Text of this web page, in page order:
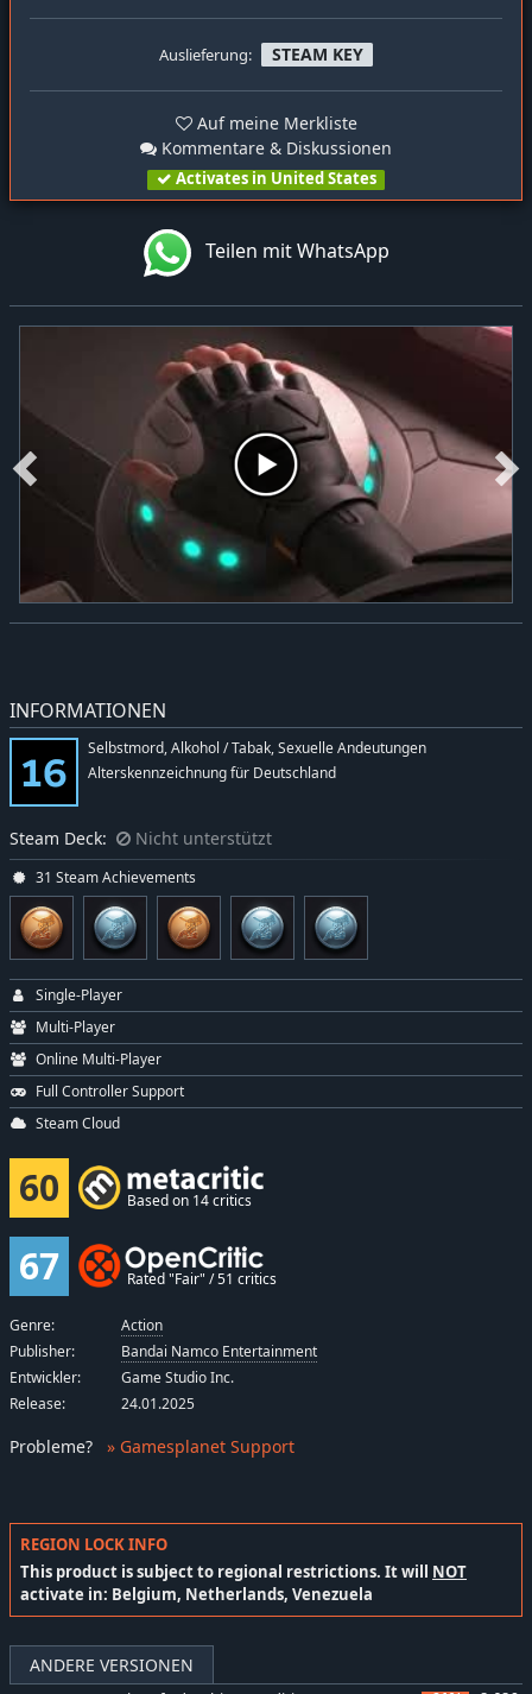
Auslieferung: STEAM KEY
Auf meine Merkliste
Kommentare & Diskussionen
Activates in United States
Teilen mit WhatsApp
REGION LOCK INFO
This product is subject to regional restrictions. It will NOT
activate in: Belgium, Netherlands, Venezuela
ANDERE VERSIONEN
INFORMATIONEN
Selbstmord, Alkohol / Tabak, Sexuelle Andeutungen
Alterskennzeichnung für Deutschland
Steam Deck: Nicht unterstützt
31 Steam Achievements
Single-Player
Multi-Player
Online Multi-Player
Full Controller Support
Steam Cloud
60 Based on 14 critics
67 Rated "Fair" / 51 critics
Genre:
Action
Publisher:
Bandai Namco Entertainment
Entwickler:
Game Studio Inc.
Release:
24.01.2025
Probleme? » Gamesplanet Support